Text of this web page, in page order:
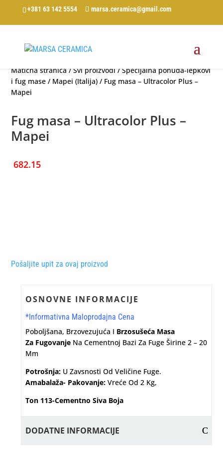
+381 63 142 5554 marsa.ceramica@gmail.com
Matična stranica/Svi proizvodi/Specijalna ponuda-lepkovi
i fug mase / Mapei (Italija) / Fug masa – Ultracolor Plus –
Mapei
Fug masa – Ultracolor Plus –
Mapei
682.15
Pošaljite upit za ovaj proizvod
OSNOVNE INFORMACIJE
*Informativna Maloprodajna Cena
Poboljšana, Brzovezujuća I Brzosušeća Masa
Za Fugovanje Na Cementnoj Bazi Za Fuge Širine 2 – 20
Mm
Potrošnja: U Zavsnosti Od Veličine Fuge.
Amabalaža- Pakovanje: Vreće Od 2 Kg,
Ton 113-Cementno Siva Boja
DODATNE INFORMACIJE